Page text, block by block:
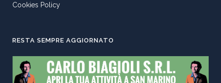
Cookies Policy
RESTA SEMPRE AGGIORNATO